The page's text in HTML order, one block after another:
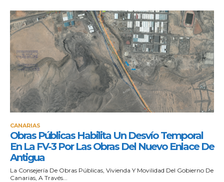
CANARIAS
Obras Públicas Habilita Un Desvío Temporal
En La FV-3 Por Las Obras Del Nuevo Enlace De
Antigua
La Consejería De Obras Públicas, Vivienda Y Movilidad Del Gobierno De
Canarias, A Través...